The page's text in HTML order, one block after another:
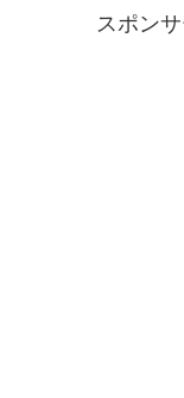
スポン